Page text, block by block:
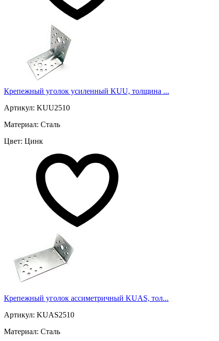
Крепежный уголок усиленный KUU, толщина ...
Артикул: KUU2510
Материал: Сталь
Цвет: Цинк
Крепежный уголок ассиметричный KUAS, тол...
Артикул: KUAS2510
Материал: Сталь